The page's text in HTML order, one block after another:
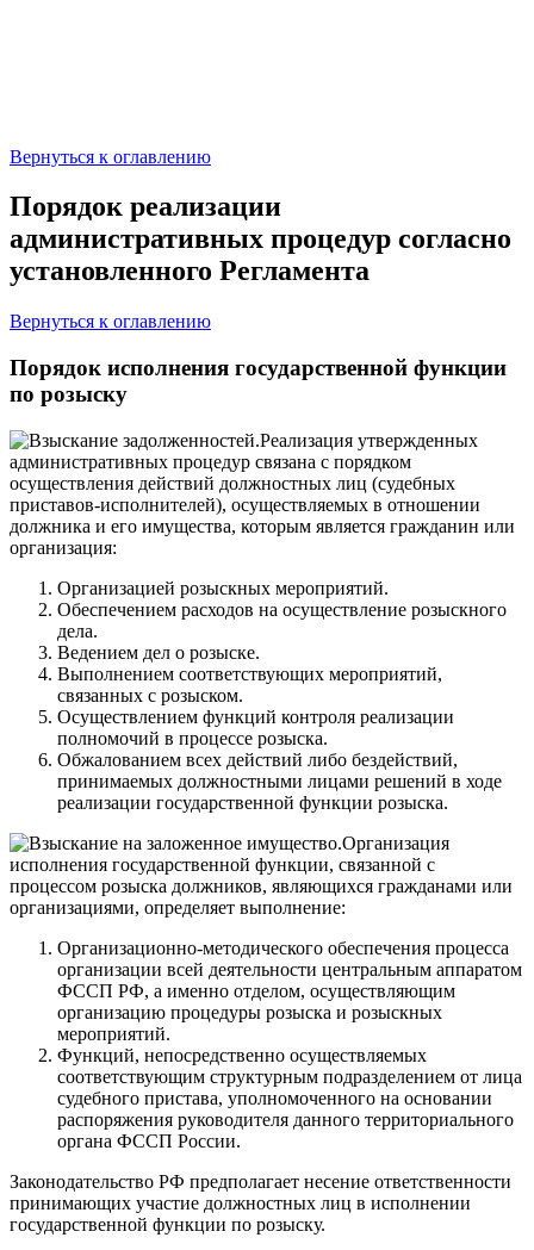
Вернуться к оглавлению
Порядок реализации
административных процедур согласно
установленного Регламента
Вернуться к оглавлению
Порядок исполнения государственной функции
по розыску
Реализация утвержденных
административных процедур связана с порядком
осуществления действий должностных лиц (судебных
приставов-исполнителей), осуществляемых в отношении
должника и его имущества, которым является гражданин или
организация:
Организацией розыскных мероприятий.
Обеспечением расходов на осуществление розыскного
дела.
Ведением дел о розыске.
Выполнением соответствующих мероприятий,
связанных с розыском.
Осуществлением функций контроля реализации
полномочий в процессе розыска.
Обжалованием всех действий либо бездействий,
принимаемых должностными лицами решений в ходе
реализации государственной функции розыска.
Организация
исполнения государственной функции, связанной с
процессом розыска должников, являющихся гражданами или
организациями, определяет выполнение:
Организационно-методического обеспечения процесса
организации всей деятельности центральным аппаратом
ФССП РФ, а именно отделом, осуществляющим
организацию процедуры розыска и розыскных
мероприятий.
Функций, непосредственно осуществляемых
соответствующим структурным подразделением от лица
судебного пристава, уполномоченного на основании
распоряжения руководителя данного территориального
органа ФССП России.
Законодательство РФ предполагает несение ответственности
принимающих участие должностных лиц в исполнении
государственной функции по розыску.